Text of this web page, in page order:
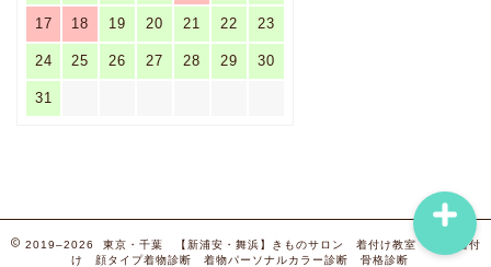
17 18 19 20 21 22 23
24 25 26 27 28 29 30
31
2019–2026 東京・千葉 【新浦安・舞浜】きものサロン 着付け教室 出張着付
け 顔タイプ着物診断 着物パーソナルカラー診断 骨格診断
グループ診断や着付けグ
ループレッスンを受けた
い方】また、呉服店さま
催事や着付け教室様のイ